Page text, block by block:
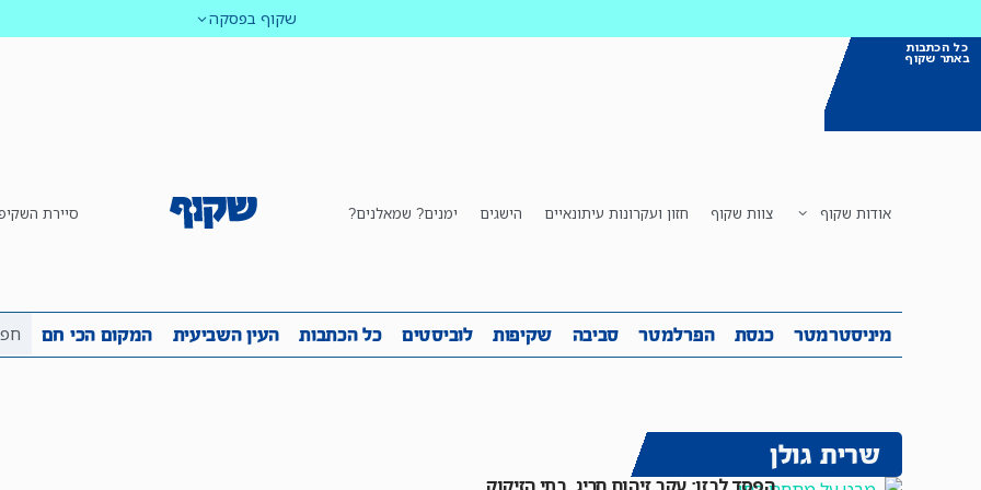
שקוף בפסקה
כל הכתבות
באתר שקוף
אודות שקוף צוות שקוף חזון ועקרונות עיתונאיים הישגים ימנים? שמאלנים? סיירת
מיניסטרמטר כנסת הפרלמטר סביבה שקיפות לוביסטים כל הכתבות העין השביעית המקום הכי חם
מיניסטרמטר כנסת הפרלמטר סביבה שקיפות לוביסטים כל הכתבות העין
שרית גולן